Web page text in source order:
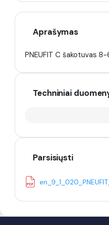
Aprašymas
PNEUFIT C šakotuvas
Techniniai
Parsisiųsti